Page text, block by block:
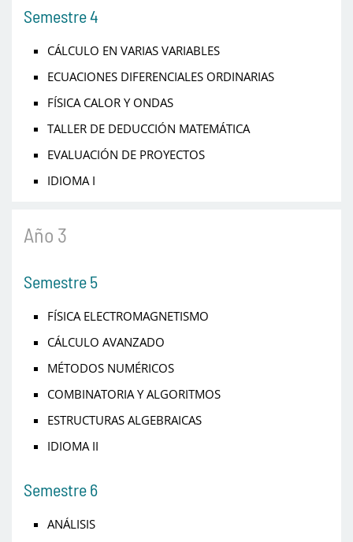
Semestre 4
CÁLCULO EN VARIAS VARIABLES
ECUACIONES DIFERENCIALES ORDINARIAS
FÍSICA CALOR Y ONDAS
TALLER DE DEDUCCIÓN MATEMÁTICA
EVALUACIÓN DE PROYECTOS
IDIOMA I
Año 3
Semestre 5
FÍSICA ELECTROMAGNETISMO
CÁLCULO AVANZADO
MÉTODOS NUMÉRICOS
COMBINATORIA Y ALGORITMOS
ESTRUCTURAS ALGEBRAICAS
IDIOMA II
Semestre 6
ANÁLISIS